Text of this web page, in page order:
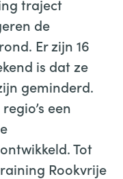
traject
de
Er zijn 16
is dat ze
geminderd.
een
Tot
Rookvrije